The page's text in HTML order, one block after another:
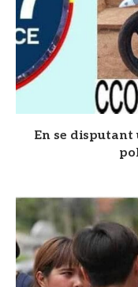
En se disputant